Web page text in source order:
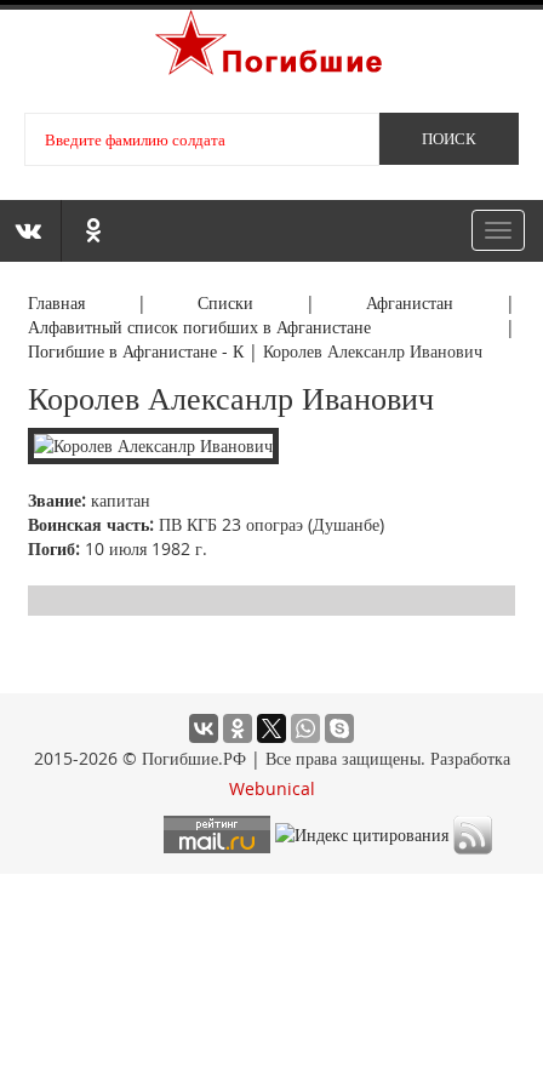
Главная |Списки | Афганистан |
Алфавитный список погибших в Афганистане |
Погибшие в Афганистане - К |Королев Алексанлр Иванович
Королев Алексанлр Иванович
Звание: капитан
Воинская часть: ПВ КГБ 23 опограэ (Душанбе)
Погиб: 10 июля 1982 г.
2015-2026 © Погибшие.РФ | Все права защищены. Разработка
Webunical